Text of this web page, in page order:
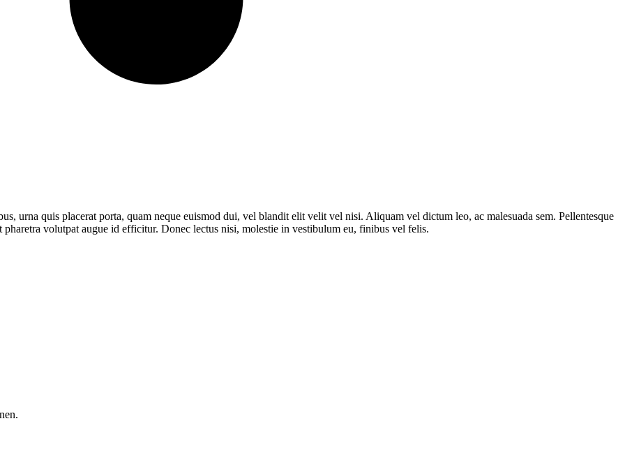
urna quis placerat porta, quam neque euismod dui, vel blandit elit velit vel nisi. Aliquam vel dictum leo, ac malesuada sem. Pellentesque
pharetra volutpat augue id efficitur. Donec lectus nisi, molestie in vestibulum eu, finibus vel felis.